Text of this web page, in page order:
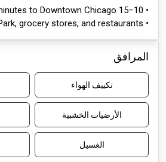
• 10–15 minutes to Downtown Chicago
• Near Douglass Park, grocery stores, and restaurants
المرافق
تكييف الهواء
الأرضيات الخشبية
الغسيل